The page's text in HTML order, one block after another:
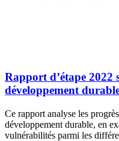
Rapport d’étape 2022
développement
Ce rapport analyse les
développement durable, en
vulnérabilités parmi les